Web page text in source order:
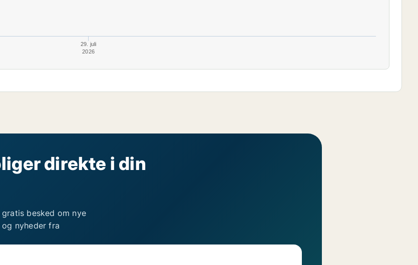
29. juli
2026
direkte i din
besked om nye
nyheder fra